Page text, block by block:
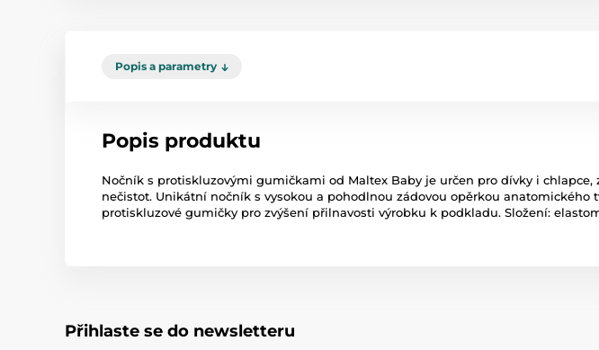
Popis a parametry
Popis produktu
Nočník s protiskluzovými gumičkami od Maltex Baby je určen pro dívky i
nečistot. Unikátní nočník s vysokou a pohodlnou zádovou opěrkou
protiskluzové gumičky pro zvýšení přilnavosti výrobku k podkladu. Složení:
Přihlaste se do newsletteru